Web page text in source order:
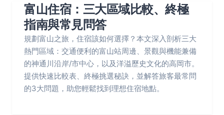
富山住宿：三大區域比較、終極
指南與常見問答
規劃富山之旅，住宿該如何選擇？本文深入剖析三大
熱門區域：交通便利的富山站周邊、景觀與機能兼備
的神通川沿岸/市中心，以及洋溢歷史文化的高岡市。
提供快速比較表、終極挑選秘訣，並解答旅客最常問
的3大問題，助您輕鬆找到理想住宿地點。